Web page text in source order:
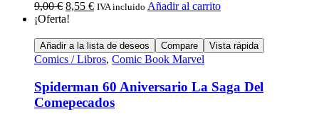
9,00€ 8,55 € IVA incluido Añadir al carrito
¡Oferta!
Añadir a la lista de deseos Compare Vista rápida
Comics / Libros, Comic Book Marvel
Spiderman 60 Aniversario La Saga Del
Comepecados